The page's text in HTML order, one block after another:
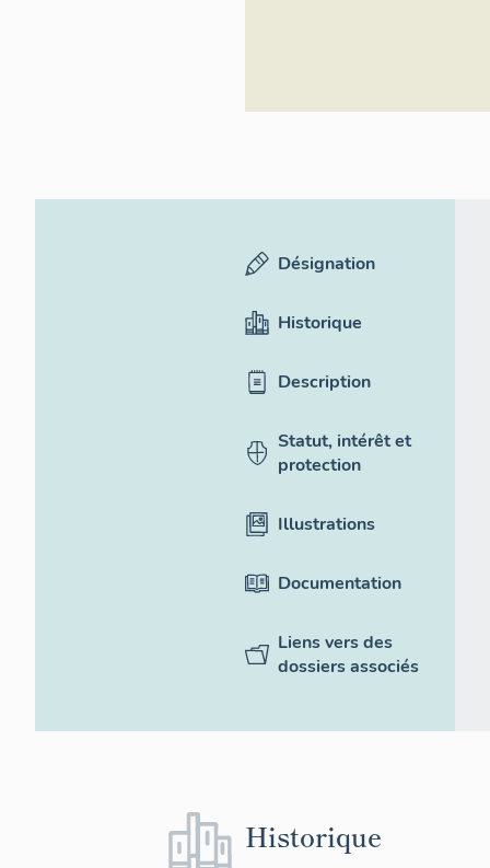
Désignation
Historique
Description
Statut, intérêt et
protection
Illustrations
Documentation
Liens vers des
dossiers associés
Historique